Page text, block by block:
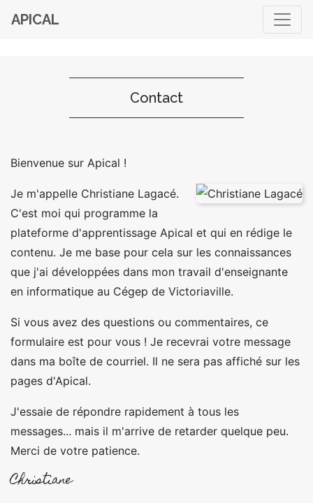
APICAL
Contact
Bienvenue sur Apical !
Je m'appelle Christiane Lagacé.
C'est moi qui programme la
plateforme d'apprentissage Apical et qui en rédige le
contenu. Je me base pour cela sur les connaissances
que j'ai développées dans mon travail d'enseignante
en informatique au Cégep de Victoriaville.
Si vous avez des questions ou commentaires, ce
formulaire est pour vous ! Je recevrai votre message
dans ma boîte de courriel. Il ne sera pas affiché sur les
pages d'Apical.
J'essaie de répondre rapidement à tous les
messages... mais il m'arrive de retarder quelque peu.
Merci de votre patience.
Christiane